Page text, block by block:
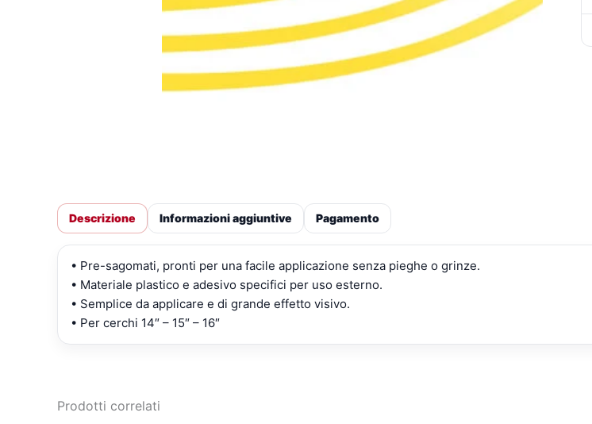
Descrizione Informazioni aggiuntive Pagamento
• Pre-sagomati, pronti per una facile applicazione senza pieghe o grinze.
• Materiale plastico e adesivo specifici per uso esterno.
• Semplice da applicare e di grande effetto visivo.
• Per cerchi 14″ – 15″ – 16″
Prodotti correlati